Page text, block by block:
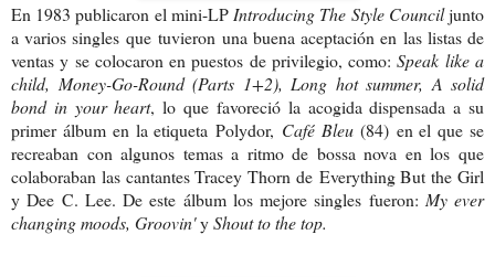
En 1983 publicaron el mini-LP Introducing The Style Counciljunto
a varios singles que tuvieron una buena aceptación en las listas de
ventas y se colocaron en puestos de privilegio, como:Speak like a
child, Money-Go-Round (Parts 1+2), Long hot summer, A solid
bond in your heart, lo que favoreció la acogida dispensada a su
primer álbum en la etiqueta Polydor, Café Bleu (84) en el que se
recreaban con algunos temas a ritmo de bossa nova en los que
colaboraban las cantantes Tracey Thorn de Everything But the Girl
y Dee C. Lee. De este álbum los mejore singles fueron: My ever
changing moods, Groovin'yShout to the top.